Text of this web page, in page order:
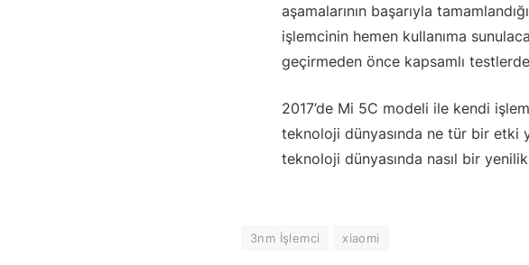
aşamalarının başarıyla
işlemcinin hemen kullanıma
geçirmeden önce kapsamlı
2017’de Mi 5C modeli ile kendi
teknoloji dünyasında ne tür bir etki
teknoloji dünyasında nasıl bir
3nm İşlemci xiaomi